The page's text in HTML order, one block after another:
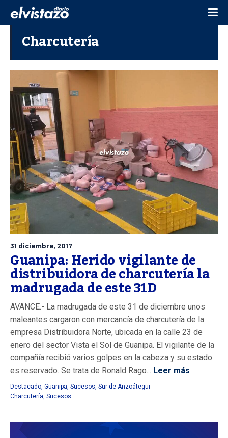
Charcutería
31 diciembre, 2017
Guanipa: Herido vigilante de
distribuidora de charcutería la
madrugada de este 31D
AVANCE.- La madrugada de este 31 de diciembre unos
maleantes cargaron con mercancía de charcutería de la
empresa Distribuidora Norte, ubicada en la calle 23 de
enero del sector Vista el Sol de Guanipa. El vigilante de la
compañía recibió varios golpes en la cabeza y su estado
es reservado. Se trata de Ronald Rago... Leer más
Destacado, Guanipa, Sucesos, Sur de Anzoátegui
Charcutería, Sucesos